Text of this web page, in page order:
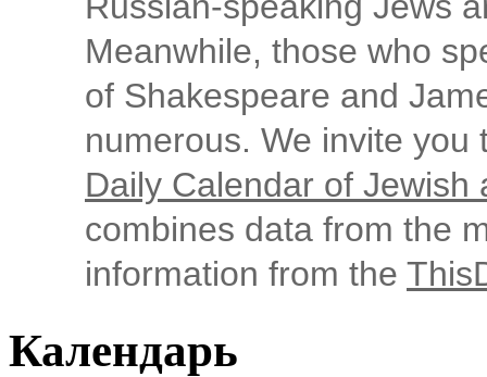
Meanwhile, those who
of Shakespeare and
numerous. We invite
Daily Calendar of Jewish
combines data from the
information from the
Календарь